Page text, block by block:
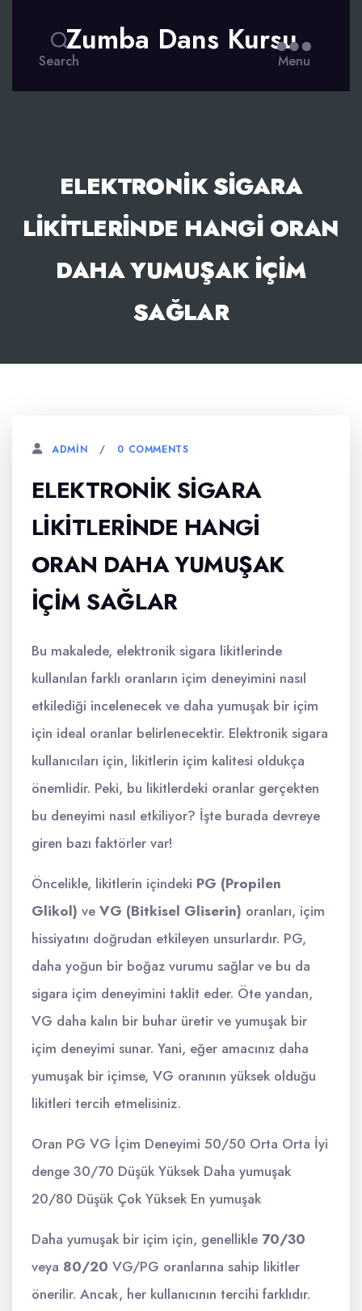
Search
Zumba Dans Kursu
Menu
ELEKTRONIK SIGARA
LIKITLERINDE HANGI ORAN
DAHA YUMUŞAK İÇIM
SAĞLAR
ADMIN 0 COMMENTS
ELEKTRONIK SIGARA
LIKITLERINDE HANGI
ORAN DAHA YUMUŞAK
İÇIM SAĞLAR
Bu makalede, elektronik sigara likitlerinde
kullanılan farklı oranların içim deneyimini nasıl
etkilediği incelenecek ve daha yumuşak bir içim
için ideal oranlar belirlenecektir. Elektronik sigara
kullanıcıları için, likitlerin içim kalitesi oldukça
önemlidir. Peki, bu likitlerdeki oranlar gerçekten
bu deneyimi nasıl etkiliyor? İşte burada devreye
giren bazı faktörler var!
Öncelikle, likitlerin içindeki PG (Propilen
Glikol) ve VG (Bitkisel Gliserin) oranları, içim
hissiyatını doğrudan etkileyen unsurlardır. PG,
daha yoğun bir boğaz vurumu sağlar ve bu da
sigara içim deneyimini taklit eder. Öte yandan,
VG daha kalın bir buhar üretir ve yumuşak bir
içim deneyimi sunar. Yani, eğer amacınız daha
yumuşak bir içimse, VG oranının yüksek olduğu
likitleri tercih etmelisiniz.
Oran PG VG İçim Deneyimi 50/50 Orta Orta İyi
denge 30/70 Düşük Yüksek Daha yumuşak
20/80 Düşük Çok Yüksek En yumuşak
Daha yumuşak bir içim için, genellikle 70/30
veya 80/20 VG/PG oranlarına sahip likitler
önerilir. Ancak, her kullanıcının tercihi farklıdır.